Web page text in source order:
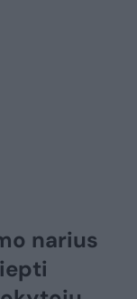
narius